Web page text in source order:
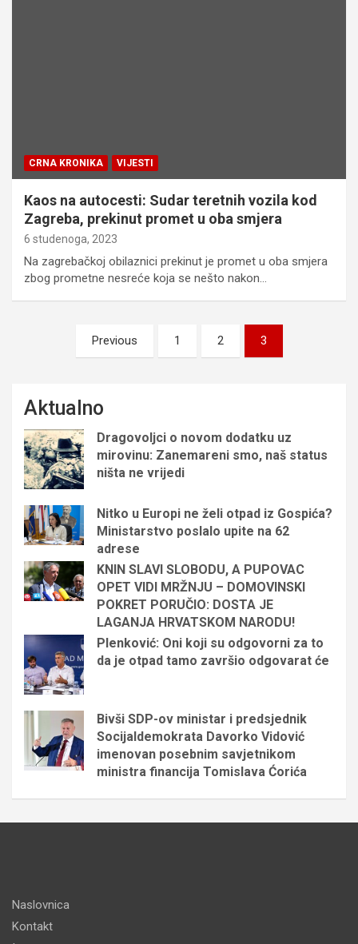
CRNA KRONIKA VIJESTI
Kaos na autocesti: Sudar teretnih vozila kod
Zagreba, prekinut promet u oba smjera
6 studenoga, 2023
Na zagrebačkoj obilaznici prekinut je promet u oba smjera
zbog prometne nesreće koja se nešto nakon…
stranica
Previous 1 2 3
Aktualno
Dragovoljci o novom dodatku uz
mirovinu: Zanemareni smo, naš status
ništa ne vrijedi
Nitko u Europi ne želi otpad iz Gospića?
Ministarstvo poslalo upite na 62
adrese
KNIN SLAVI SLOBODU, A PUPOVAC
OPET VIDI MRŽNJU – DOMOVINSKI
POKRET PORUČIO: DOSTA JE
LAGANJA HRVATSKOM NARODU!
Plenković: Oni koji su odgovorni za to
da je otpad tamo završio odgovarat će
Bivši SDP-ov ministar i predsjednik
Socijaldemokrata Davorko Vidović
imenovan posebnim savjetnikom
ministra financija Tomislava Ćorića
Naslovnica
Kontakt